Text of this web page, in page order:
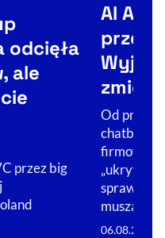
odcięła
ale
przez big
AI
Od
„ukryta”
sprawą
muszą ją
06.08.2026